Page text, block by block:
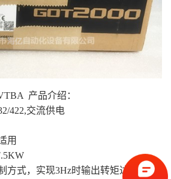
产品介绍：
422,交流供电
用
式，实现3Hz时输出转矩达120%